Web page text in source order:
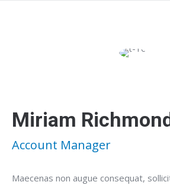
Miriam
Account Manager
Maecenas non augue consequat,